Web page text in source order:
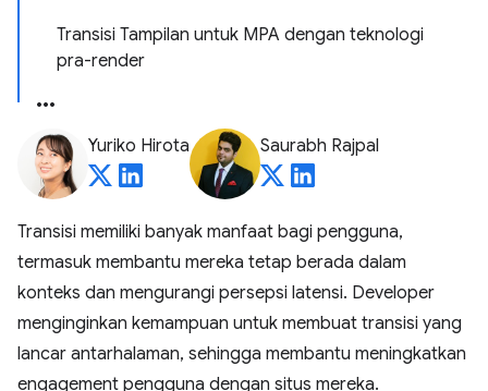
Transisi Tampilan untuk MPA dengan teknologi
pra-render
Yuriko Hirota Saurabh Rajpal
Transisi memiliki banyak manfaat bagi pengguna,
termasuk membantu mereka tetap berada dalam
konteks dan mengurangi persepsi latensi. Developer
menginginkan kemampuan untuk membuat transisi yang
lancar antarhalaman, sehingga membantu meningkatkan
engagement pengguna dengan situs mereka.